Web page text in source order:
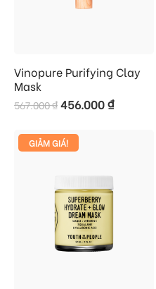
Vinopure Purifying Clay
Mask
567.000₫456.000₫
GIẢM GIÁ!